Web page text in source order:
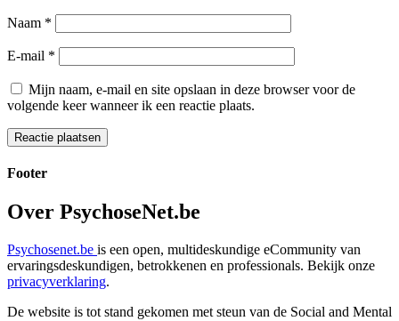
Naam *
E-mail *
Mijn naam, e-mail en site opslaan in deze browser voor de
volgende keer wanneer ik een reactie plaats.
Footer
Over PsychoseNet.be
Psychosenet.be is een open, multideskundige eCommunity van
ervaringsdeskundigen, betrokkenen en professionals. Bekijk onze
privacyverklaring.
De website is tot stand gekomen met steun van de Social and Mental